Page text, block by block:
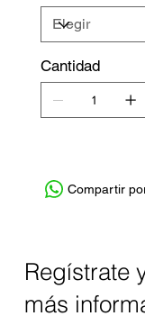
Cantidad
Compartir
Regístrate
más